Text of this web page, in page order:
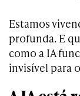
Estamos
profunda. E
como a IA
invisível para